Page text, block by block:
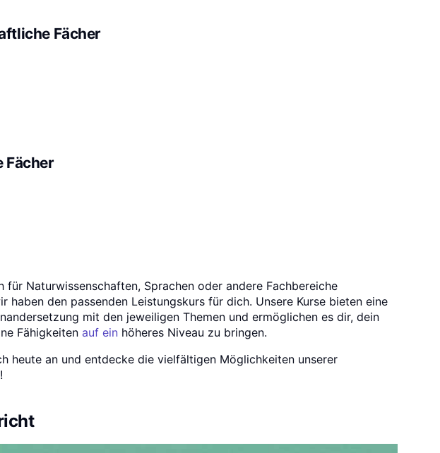
Fächer
Fächer
für Naturwissenschaften, Sprachen oder andere Fachbereiche
haben den passenden Leistungskurs für dich. Unsere Kurse bieten eine
mit den jeweiligen Themen und ermöglichen es dir, dein
Fähigkeiten auf ein höheres Niveau zu bringen.
heute an und entdecke die vielfältigen Möglichkeiten unserer